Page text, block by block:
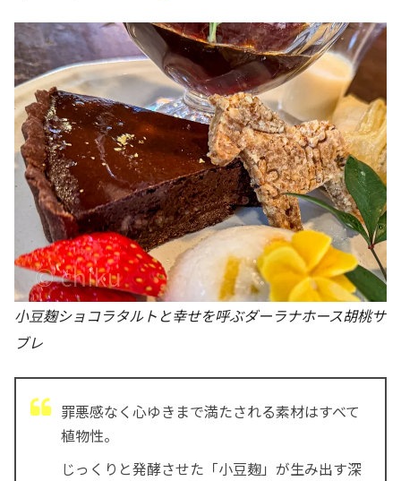
小豆麹ショコラタルトと幸せを呼ぶダーラナホース胡桃サ
ブレ
罪悪感なく心ゆきまで満たされる素材はすべて
植物性。
じっくりと発酵させた「小豆麹」が生み出す深